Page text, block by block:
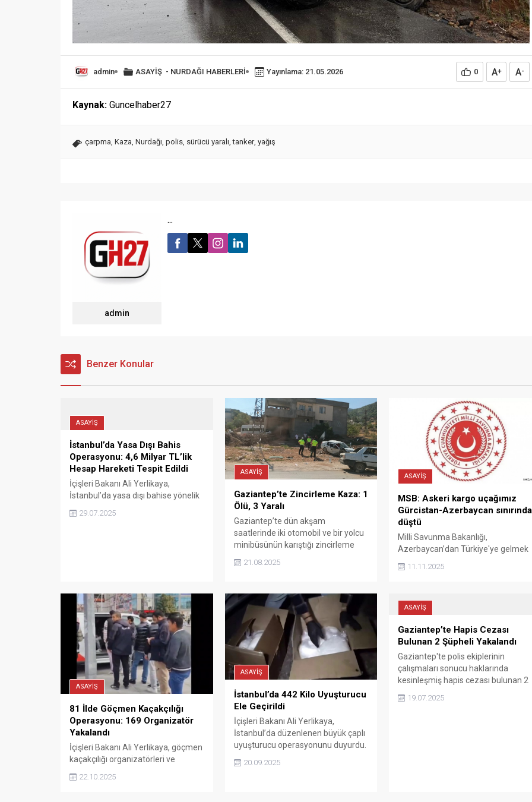
admin ASAYİŞ - NURDAĞI HABERLERİ Yayınlama: 21.05.2026 0 A+ A-
Kaynak: Guncelhaber27
çarpma Kaza Nurdağı polis sürücü yaralı ,tanker, yağış
admin
...
Benzer Konular
ASAYİŞ
İstanbul’da Yasa Dışı Bahis
Operasyonu: 4,6 Milyar TL’lik
Hesap Hareketi Tespit Edildi
İçişleri Bakanı Ali Yerlikaya,
İstanbul’da yasa dışı bahise yönelik
operasyonların detaylarını sosyal
29.07.2025
ASAYİŞ
Gaziantep’te Zincirleme Kaza: 1
Ölü, 3 Yaralı
Gaziantep’te dün akşam
saatlerinde iki otomobil ve bir yolcu
minibüsünün karıştığı zincirleme
kaybetti, 3 kişi de yaralandı.
21.08.2025
ASAYİŞ
MSB: Askeri kargo uçağımız
Gürcistan-Azerbaycan sınırında
düştü
Milli Savunma Bakanlığı,
Azerbaycan’dan Türkiye'ye gelmek
üzere havalanan askeri kargo
uçağının Gürcistan-Azerbaycan
11.11.2025
ASAYİŞ
81 İlde Göçmen Kaçakçılığı
Operasyonu: 169 Organizatör
Yakalandı
İçişleri Bakanı Ali Yerlikaya, göçmen
kaçakçılığı organizatörleri ve
zamanlı gerçekleştirilen
22.10.2025
ASAYİŞ
İstanbul’da 442 Kilo Uyuşturucu
Ele Geçirildi
İçişleri Bakanı Ali Yerlikaya,
İstanbul’da düzenlenen büyük çaplı
uyuşturucu operasyonunu duyurdu.
20.09.2025
ASAYİŞ
Gaziantep’te Hapis Cezası
Bulunan 2 Şüpheli Yakalandı
Gaziantep'te polis ekiplerinin
çalışmaları sonucu haklarında
kesinleşmiş hapis cezası bulunan 2
firari şüpheli yakalandı.
19.07.2025